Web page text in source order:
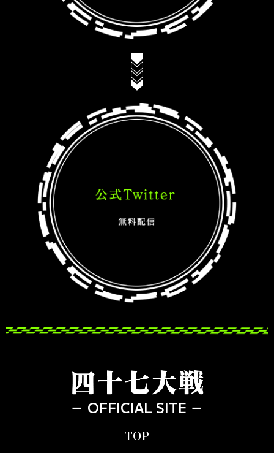
－ OFFICIAL SITE －
TOP